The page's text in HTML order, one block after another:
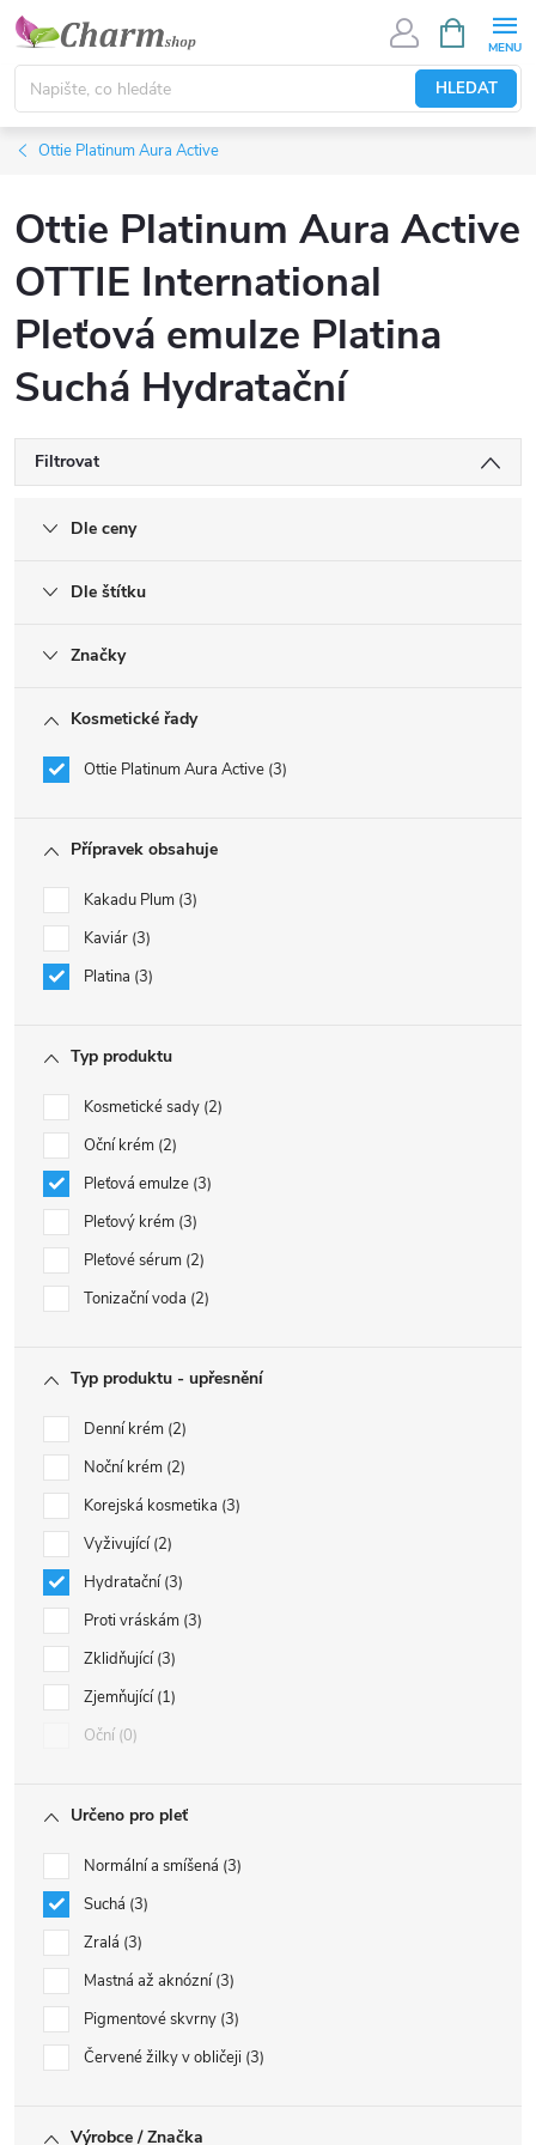
Přejít
obsah
HLEDAT
NÁKUPNÍ
KOŠÍK
Ottie Platinum Aura Active
Ottie Platinum Aura Active
OTTIE International
Pleťová emulze Platina
Suchá Hydratační
Filtrovat
Dle ceny
Dle štítku
Značky
Kosmetické řady
Ottie Platinum Aura Active 3
Přípravek obsahuje
Kakadu Plum 3
Kaviár 3
Platina 3
Typ produktu
Kosmetické sady 2
Oční krém 2
Pleťová emulze 3
Pleťový krém 3
Pleťové sérum 2
Tonizační voda 2
Typ produktu - upřesnění
Denní krém 2
Noční krém 2
Korejská kosmetika 3
Vyživující 2
Hydratační 3
Proti vráskám 3
Zklidňující 3
Zjemňující 1
Oční 0
Určeno pro pleť
Normální a smíšená 3
Suchá 3
Zralá 3
Mastná až aknózní 3
Pigmentové skvrny 3
Červené žilky v obličeji 3
Výrobce / Značka